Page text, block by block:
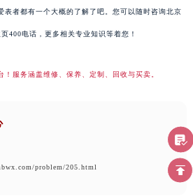
表者都有一个大概的了解了吧。您可以随时咨询北京
400电话，更多相关专业知识等着您！
problem/205.html